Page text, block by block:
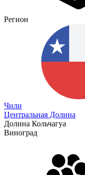
Регион
Чили
Центральная Долина
Долина Кольчагуа
Виноград